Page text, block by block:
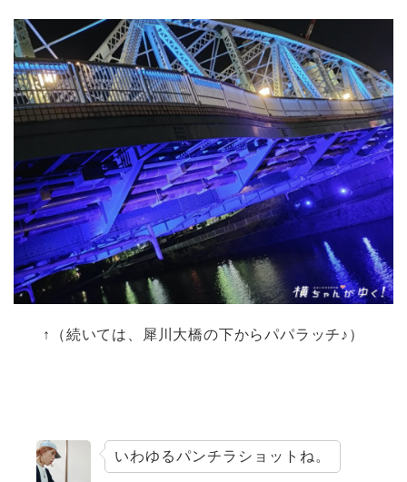
↑（続いては、犀川大橋の下からパパラッチ♪）
いわゆるパンチラショットね。